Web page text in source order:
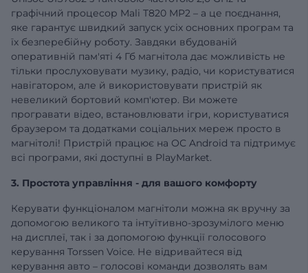
графічний процесор Mali T820 MP2 – а це поєднання,
яке гарантує швидкий запуск усіх основних програм та
їх безперебійну роботу. Завдяки вбудованій
оперативній пам'яті 4 Гб магнітола дає можливість не
тільки прослуховувати музику, радіо, чи користуватися
навігатором, але й використовувати пристрій як
невеликий бортовий комп'ютер. Ви можете
програвати відео, встановлювати ігри, користуватися
браузером та додатками соціальних мереж просто в
магнітолі! Пристрій працює на ОС Android та підтримує
всі програми, які доступні в PlayMarket.
3. Простота управління - для вашого комфорту
Керувати функціоналом магнітоли можна як вручну за
допомогою великого та інтуїтивно-зрозумілого меню
на дисплеї, так і за допомогою функції голосового
керування Torssen Voice. Не відривайтеся від
керування авто – голосові команди дозволять вам